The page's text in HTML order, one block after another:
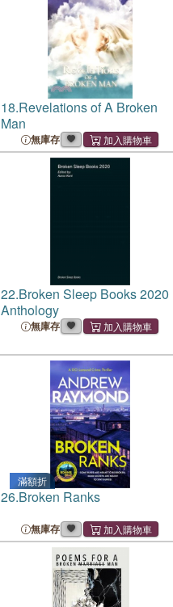
18.Revelations of A Broken
Man
無庫存
22.Broken Sleep Books 2020
Anthology
無庫存
滿額折
26.Broken Ranks
無庫存